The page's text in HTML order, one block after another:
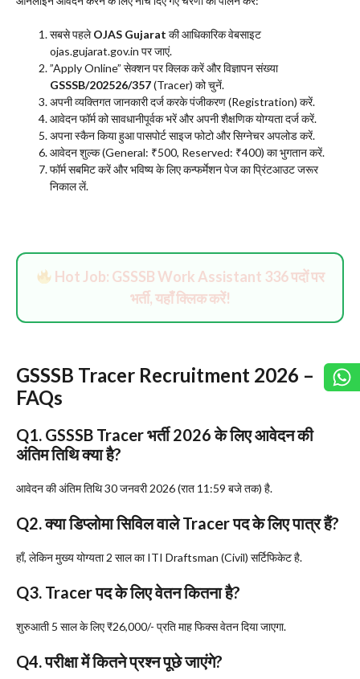
​सबसे पहलेOJAS Gujarat की आधिकारिक वेबसाइट
ojas.gujarat.gov.in पर जाएं.
​”Apply Online” सेक्शन पर क्लिक करें और विज्ञापन संख्या
GSSSB/202526/357(Tracer) को चुनें.
​अपनी व्यक्तिगत जानकारी दर्ज करके पंजीकरण (Registration) करें.
​आवेदन फॉर्म को सावधानीपूर्वक भरें और अपनी शैक्षणिक योग्यता दर्ज करें.
​अपना स्कैन किया हुआ पासपोर्ट साइज फोटो और सिग्नेचर अपलोड करें.
​आवेदन शुल्क (General: ₹500, Reserved: ₹400) का भुगतान करें.
​फॉर्म सबमिट करें और भविष्य के लिए कन्फर्मेशन पेज का प्रिंटआउट जरूर
निकाल लें.
Hot Job: GSSSB Work Assistant 336 पदों पर
भर्ती, यहाँ क्लिक करें!
​GSSSB Tracer Recruitment 2026 –
FAQs
Q1. GSSSB Tracer भर्ती 2026 के लिए आवेदन की
अंतिम तिथि क्या है?
आवेदन की अंतिम तिथि 30 जनवरी 2026 (रात 11:59 बजे तक) है.
Q2. क्या डिप्लोमा सिविल वाले Tracer पद के लिए पात्र हैं?
हाँ, लेकिन मुख्य योग्यता 2 साल का ITI Draftsman (Civil) सर्टिफिकेट है.
Q3. Tracer पद के लिए वेतन कितना है?
शुरुआती 5 साल के लिए ₹26,000/- प्रति माह फिक्स वेतन दिया जाएगा.
Q4. परीक्षा में कितने प्रश्न पूछे जाएंगे?